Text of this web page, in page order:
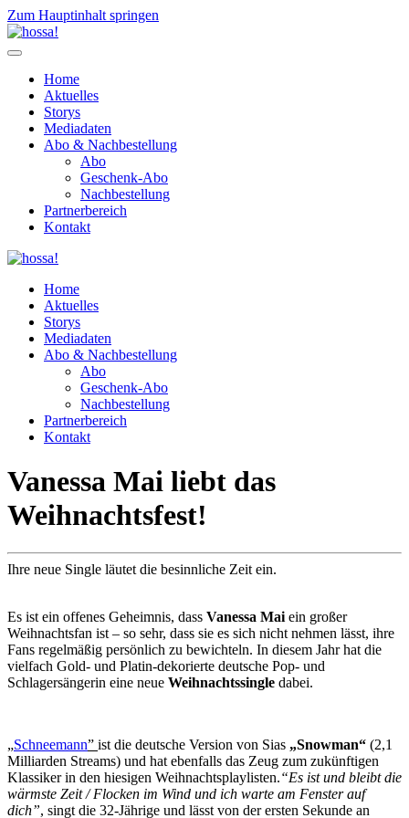
Zum Hauptinhalt springen
Home
Aktuelles
Storys
Mediadaten
Abo & Nachbestellung
Abo
Geschenk-Abo
Nachbestellung
Partnerbereich
Kontakt
Home
Aktuelles
Storys
Mediadaten
Abo & Nachbestellung
Abo
Geschenk-Abo
Nachbestellung
Partnerbereich
Kontakt
Vanessa Mai liebt das
Weihnachtsfest!
Ihre neue Single läutet die besinnliche Zeit ein.
Es ist ein offenes Geheimnis, dass Vanessa Mai ein großer
Weihnachtsfan ist – so sehr, dass sie es sich nicht nehmen lässt, ihre
Fans regelmäßig persönlich zu bewichteln. In diesem Jahr hat die
vielfach Gold- und Platin-dekorierte deutsche Pop- und
Schlagersängerin eine neue Weihnachtssingle dabei.
„Schneemann” ist die deutsche Version von Sias „Snowman“ (2,1
Milliarden Streams) und hat ebenfalls das Zeug zum zukünftigen
Klassiker in den hiesigen Weihnachtsplaylisten.“Es ist und bleibt die
wärmste Zeit / Flocken im Wind und ich warte am Fenster auf
dich”, singt die 32-Jährige und lässt von der ersten Sekunde an